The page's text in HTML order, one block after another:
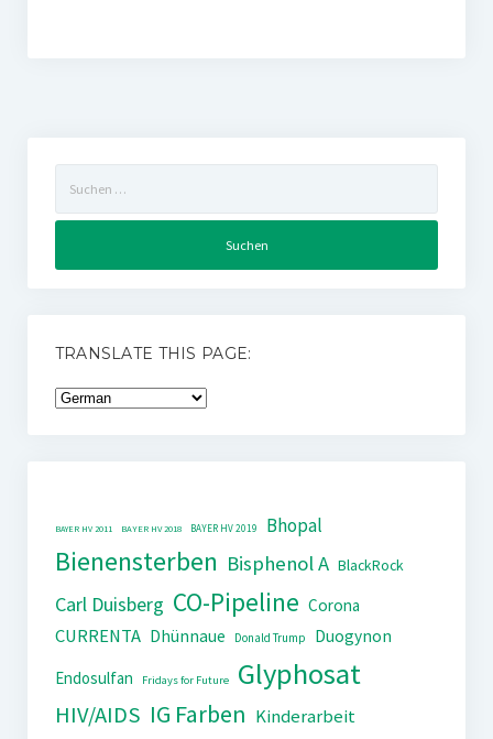
nach:
TRANSLATE THIS PAGE:
BAYER HV 2011 BAYER HV 2018 BAYER HV 2019 Bhopal
Bienensterben Bisphenol A BlackRock
Carl Duisberg CO-Pipeline Corona
CURRENTA Dhünnaue Donald Trump
Duogynon
Endosulfan
Fridays for Future Glyphosat
HIV/AIDS IG Farben Kinderarbeit